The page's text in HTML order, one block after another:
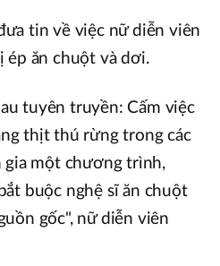
tin về việc nữ diễn viên
ép ăn chuột và dơi.
tuyên truyền: Cấm việc
thịt thú rừng trong các
gia một chương trình,
buộc nghệ sĩ ăn chuột
gốc", nữ diễn viên